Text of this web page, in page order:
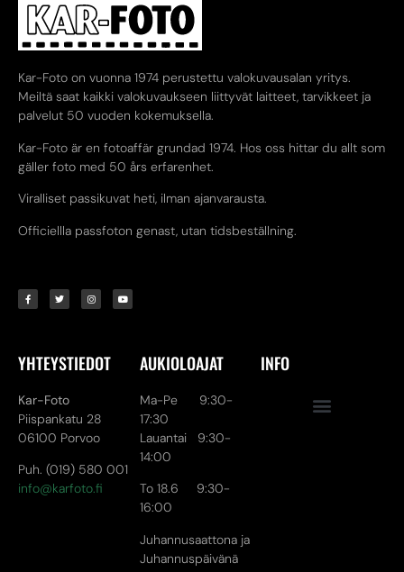
Kar-Foto on vuonna 1974 perustettu valokuvausalan yritys.
Meiltä saat kaikki valokuvaukseen liittyvät laitteet, tarvikkeet ja
palvelut 50 vuoden kokemuksella.
Kar-Foto är en fotoaffär grundad 1974. Hos oss hittar du allt som
gäller foto med 50 års erfarenhet.
Viralliset passikuvat heti, ilman ajanvarausta.
Officiellla passfoton genast, utan tidsbeställning.
YHTEYSTIEDOT
Kar-Foto
Piispankatu 28
06100 Porvoo
Puh. (019) 580 001
info@karfoto.fi
AUKIOLOAJAT
Ma-Pe 9:30-
17:30
Lauantai 9:30-
14:00
To 18.6 9:30-
16:00
Juhannusaattona ja
Juhannuspäivänä
INFO